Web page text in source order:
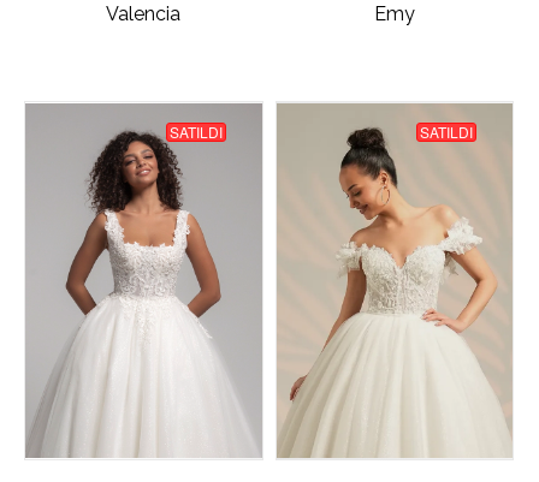
Valencia Emy
SATILDI SATILDI